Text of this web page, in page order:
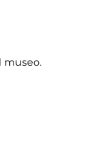
museo.